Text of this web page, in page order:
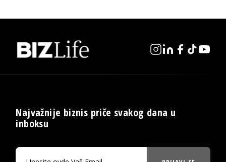
Najvažnije biznis priče svakog dana u
inboksu